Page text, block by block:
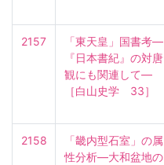
2157
「東天皇」国書考—
『日本書紀』の対唐
観にも関連して—
［白山史学　33］
2158
「畿内型石室」の属
性分析—大和盆地の